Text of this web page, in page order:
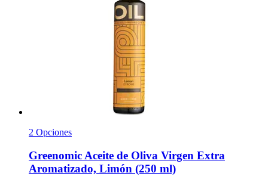
2 Opciones
Greenomic Aceite de Oliva Virgen Extra
Aromatizado, Limón (250 ml)